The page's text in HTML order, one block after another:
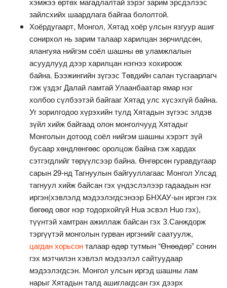
зайлсхийх шаардлага байгаа бололтой.
Хоёрдугаарт, Монгол, Хятад хоёр улсын язгуур ашиг
сонирхол нь зарим талаар харилцан зөрчилдсөн,
ялангуяа нийгэм соёл шашны өв уламжлалын
асуудлууд дээр харилцан нэгнээ хохироож
байна. Бээжингийн зүгээс Төвдийн салан тусгаарлагч
гэж үздэг Далай ламтай Улаанбаатар ямар нэг
холбоо сүлбээтэй байгааг Хятад улс хүсэхгүй байна.
Уг зорилгодоо хүрэхийн тулд Хятадын зүгээс элдэв
зүйл хийж байгаад олон монголчууд Хятадыг
Монголын дотоод соёл нийгэм шашны хэрэгт зүй
бусаар хөндлөнгөөс оролцож байна гэж хардах
сэтгэгдлийг төрүүлсээр байна. Өнгөрсөн гуравдугаар
сарын 29-нд Тагнуулын байгууллагаас Монгол Улсад
тагнуул хийж байсан гэх үндэслэлээр гадаадын нэг
иргэн(хэвлэлд мэдээлэгдсэнээр БНХАУ-ын иргэн гэх
бөгөөд овог нэр тодорхойгүй Hua эсвэл Huo гэх),
түүнтэй хамтран ажиллаж байсан гэх З.Санждорж
тэргүүтэй монголын гурван иргэнийг саатуулж,
цагдан хорьсонталаар өдөр тутмын “Өнөөдөр” сонин
гэх мэтчилэн хэвлэл мэдээлэл сайтуудаар
мэдээлэгдсэн. Монгол улсын иргэд шашны лам
нарыг Хятадын талд ашиглагдсан гэх дээрх